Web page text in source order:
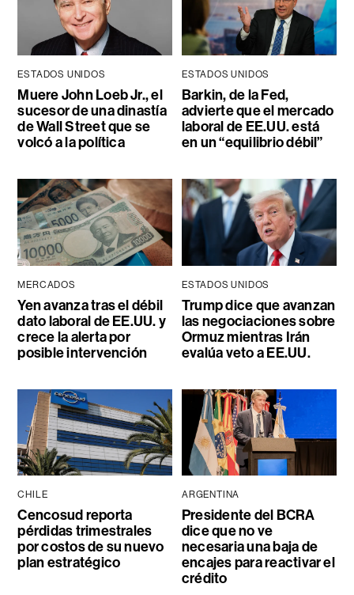
ESTADOS UNIDOS
Muere John Loeb Jr., el
sucesor de una dinastía
de Wall Street que se
volcó a la política
ESTADOS UNIDOS
Barkin, de la Fed,
advierte que el mercado
laboral de EE.UU. está
en un “equilibrio débil”
MERCADOS
Yen avanza tras el débil
dato laboral de EE.UU. y
crece la alerta por
posible intervención
ESTADOS UNIDOS
Trump dice que avanzan
las negociaciones sobre
Ormuz mientras Irán
evalúa veto a EE.UU.
CHILE
Cencosud reporta
pérdidas trimestrales
por costos de su nuevo
plan estratégico
ARGENTINA
Presidente del BCRA
dice que no ve
necesaria una baja de
encajes para reactivar el
crédito